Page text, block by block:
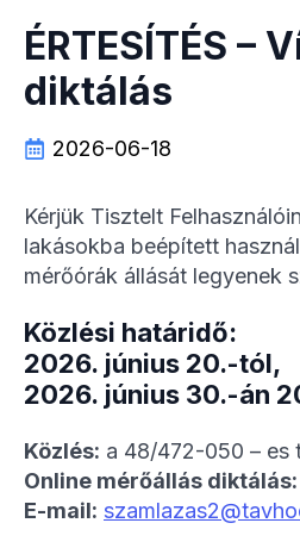
ÉRTESÍTÉS –
diktálás
2026-06-18
Kérjük Tisztelt
lakásokba beépített
mérőórák állását legyenek
Közlési határidő:
2026. június 20.-tól,
2026. június 30.-án
Közlés: a 48/472-050 – es
Online mérőállás diktálás:
E-mail: